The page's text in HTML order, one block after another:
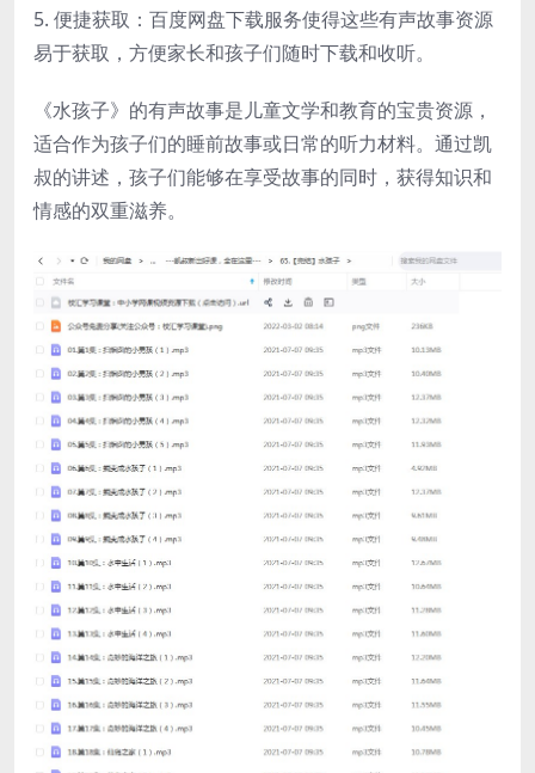
5. 便捷获取：百度网盘下载服务使得这些有声故事资源
易于获取，方便家长和孩子们随时下载和收听。
《水孩子》的有声故事是儿童文学和教育的宝贵资源，
适合作为孩子们的睡前故事或日常的听力材料。通过凯
叔的讲述，孩子们能够在享受故事的同时，获得知识和
情感的双重滋养。